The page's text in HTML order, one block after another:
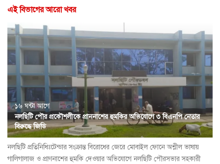
এই বিভাগের আরো খবর
১৬ ঘন্টা আগে
নলছিটি পৌর প্রকৌশলীকে প্রাননাশের হুমকির অভিযোগে ৩ বিএনপি নেতার
বিরুদ্ধে জিডি
নলছিটি প্রতিনিধিঃটেন্ডার সংক্রান্ত বিরোধের জেরে মোবাইল ফোনে অশ্লীল ভাষায়
গালিগালাজ ও প্রাণনাশের হুমকি দেওয়ার অভিযোগে নলছিটি পৌরসভার সহকারী